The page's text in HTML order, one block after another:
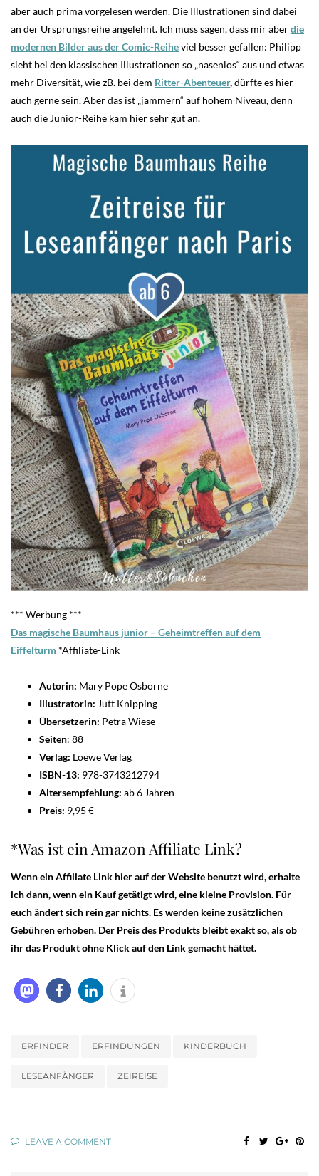
aber auch prima vorgelesen werden. Die Illustrationen sind dabei
an der Ursprungsreihe angelehnt. Ich muss sagen, dass mir aberdie
modernen Bilder aus der Comic-Reiheviel besser gefallen: Philipp
sieht bei den klassischen Illustrationen so „nasenlos“ aus und etwas
mehr Diversität, wie zB. bei dem Ritter-Abenteuer,dürfte es hier
auch gerne sein. Aber das ist „jammern“ auf hohem Niveau, denn
auch die Junior-Reihe kam hier sehr gut an.
*** Werbung ***
Das magische Baumhaus junior – Geheimtreffen auf dem
Eiffelturm *Affiliate-Link
Autorin: Mary Pope Osborne
Illustratorin: Jutt Knipping
Übersetzerin: Petra Wiese
Seiten: 88
Verlag: Loewe Verlag
ISBN-13: 978-3743212794
Altersempfehlung: ab 6 Jahren
Preis: 9,95 €
*Was ist ein Amazon Affiliate Link?
Wenn ein Affiliate Link hier auf der Website benutzt wird, erhalte
ich dann, wenn ein Kauf getätigt wird, eine kleine Provision. Für
euch ändert sich rein gar nichts. Es werden keine zusätzlichen
Gebühren erhoben. Der Preis des Produkts bleibt exakt so, als ob
ihr das Produkt ohne Klick auf den Link gemacht hättet.
ERFINDER ERFINDUNGEN KINDERBUCH
LESEANFÄNGER ZEIREISE
LEAVE A COMMENT